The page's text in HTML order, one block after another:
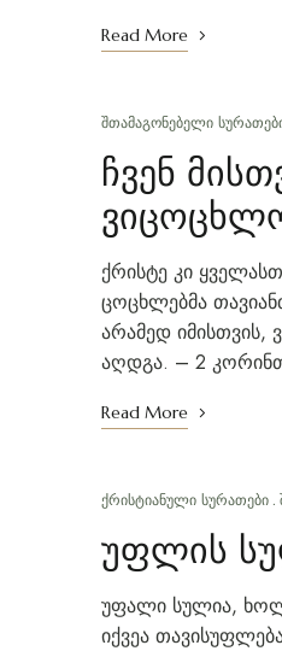
Read More
ᲨᲗᲐᲛᲐᲒᲝᲜᲔᲑᲔᲚᲘ
ჩვენ
ქრისტე კი
ცოცხლებმა
არამედ იმისთვის,
აღდგა. – 2
Read More
ᲥᲠᲘᲡᲢᲘᲐᲜᲣᲚᲘ ᲡᲣᲠᲐᲗᲔᲑᲘ
უფლის
უფალი სულია,
იქვეა